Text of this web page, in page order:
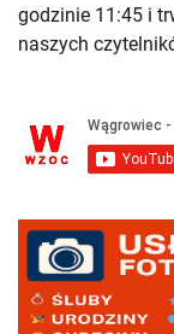
godzinie 11:45 i
naszych